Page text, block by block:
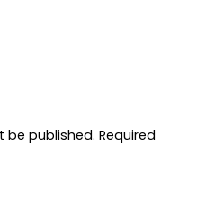
be published. Required